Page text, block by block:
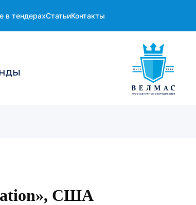
в тендерахСтатьиКонтакты
США